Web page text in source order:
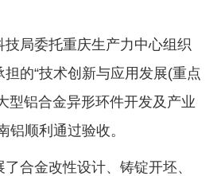
技局委托重庆生产力中心组织
的“技术创新与应用发展(重点
型铝合金异形环件开发及产业
铝顺利通过验收。
合金改性设计、铸锭开坯、